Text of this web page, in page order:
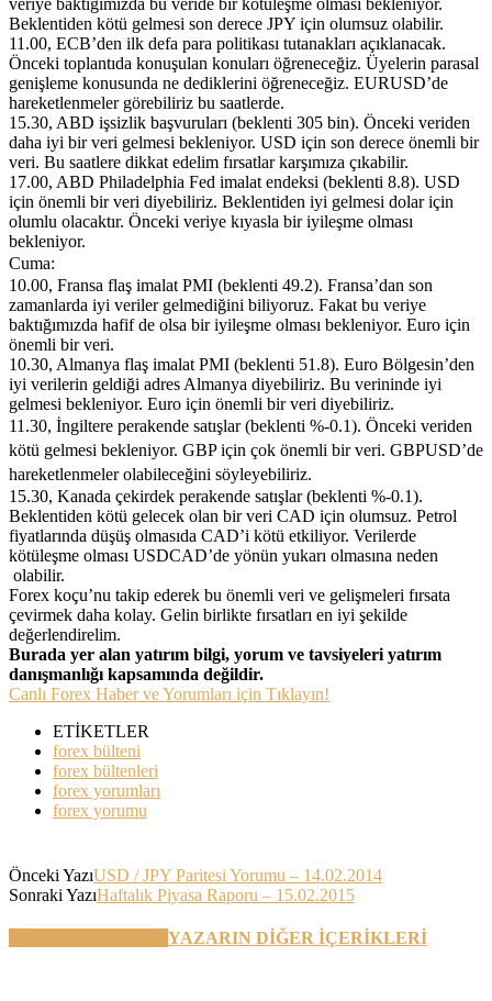
Beklentiden kötü gelmesi son derece JPY için olumsuz olabilir.
11.00, ECB’den ilk defa para politikası tutanakları açıklanacak.
Önceki toplantıda konuşulan konuları öğreneceğiz. Üyelerin parasal
genişleme konusunda ne dediklerini öğreneceğiz. EURUSD’de
hareketlenmeler görebiliriz bu saatlerde.
15.30, ABD işsizlik başvuruları (beklenti 305 bin). Önceki veriden
daha iyi bir veri gelmesi bekleniyor. USD için son derece önemli bir
veri. Bu saatlere dikkat edelim fırsatlar karşımıza çıkabilir.
17.00, ABD Philadelphia Fed imalat endeksi (beklenti 8.8). USD
için önemli bir veri diyebiliriz. Beklentiden iyi gelmesi dolar için
olumlu olacaktır. Önceki veriye kıyasla bir iyileşme olması
bekleniyor.
Cuma:
10.00, Fransa flaş imalat PMI (beklenti 49.2). Fransa’dan son
zamanlarda iyi veriler gelmediğini biliyoruz. Fakat bu veriye
baktığımızda hafif de olsa bir iyileşme olması bekleniyor. Euro için
önemli bir veri.
10.30, Almanya flaş imalat PMI (beklenti 51.8). Euro Bölgesin’den
iyi verilerin geldiği adres Almanya diyebiliriz. Bu verininde iyi
gelmesi bekleniyor. Euro için önemli bir veri diyebiliriz.
11.30, İngiltere perakende satışlar (beklenti %-0.1). Önceki veriden
kötü gelmesi bekleniyor. GBP için çok önemli bir veri. GBPUSD’de
hareketlenmeler olabileceğini söyleyebiliriz.
15.30, Kanada çekirdek perakende satışlar (beklenti %-0.1).
Beklentiden kötü gelecek olan bir veri CAD için olumsuz. Petrol
fiyatlarında düşüş olmasıda CAD’i kötü etkiliyor. Verilerde
kötüleşme olması USDCAD’de yönün yukarı olmasına neden
olabilir.
Forex koçu’nu takip ederek bu önemli veri ve gelişmeleri fırsata
çevirmek daha kolay. Gelin birlikte fırsatları en iyi şekilde
değerlendirelim.
Burada yer alan yatırım bilgi, yorum ve tavsiyeleri yatırım
danışmanlığı kapsamında değildir.
Canlı Forex Haber ve Yorumları için Tıklayın!
ETİKETLER
forex bülteni
forex bültenleri
forex yorumları
forex yorumu
Önceki YazıUSD / JPY Paritesi Yorumu – 14.02.2014
Sonraki YazıHaftalık Piyasa Raporu – 15.02.2015
YAZARIN DİĞER İÇERİKLERİ